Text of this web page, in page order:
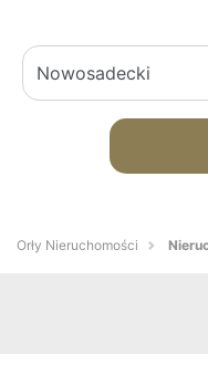
Orły Nieruchomości